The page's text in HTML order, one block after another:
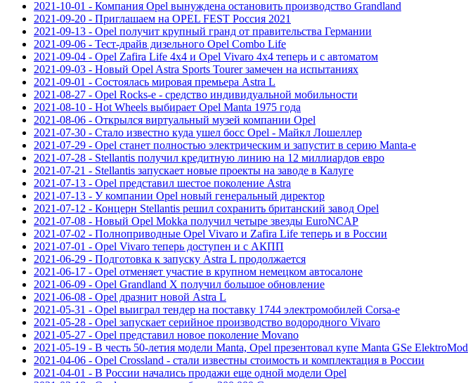
2021-10-01 - Компания Opel вынуждена остановить производство Grandland
2021-09-20 - Приглашаем на OPEL FEST Россия 2021
2021-09-13 - Opel получит крупный гранд от правительства Германии
2021-09-06 - Тест-драйв дизельного Opel Combo Life
2021-09-04 - Opel Zafira Life 4х4 и Opel Vivaro 4х4 теперь и с автоматом
2021-09-03 - Новый Opel Astra Sports Tourer замечен на испытаниях
2021-09-01 - Состоялась мировая премьера Astra L
2021-08-27 - Opel Rocks-e - средство индивидуальной мобильности
2021-08-10 - Hot Wheels выбирает Opel Manta 1975 года
2021-08-06 - Открылся виртуальный музей компании Opel
2021-07-30 - Стало известно куда ушел босс Opel - Майкл Лошеллер
2021-07-29 - Opel станет полностью электрическим и запустит в серию Manta-e
2021-07-28 - Stellantis получил кредитную линию на 12 миллиардов евро
2021-07-21 - Stellantis запускает новые проекты на заводе в Калуге
2021-07-13 - Opel представил шестое поколение Astra
2021-07-13 - У компании Opel новый генеральный директор
2021-07-12 - Концерн Stellantis решил сохранить британский завод Opel
2021-07-08 - Новый Opel Mokka получил четыре звезды EuroNCAP
2021-07-02 - Полноприводные Opel Vivaro и Zafira Life теперь и в России
2021-07-01 - Opel Vivaro теперь доступен и с АКПП
2021-06-29 - Подготовка к запуску Astra L продолжается
2021-06-17 - Opel отменяет участие в крупном немецком автосалоне
2021-06-09 - Opel Grandland X получил большое обновление
2021-06-08 - Opel дразнит новой Astra L
2021-05-31 - Opel выиграл тендер на поставку 1744 электромобилей Corsa-e
2021-05-28 - Opel запускает серийное производство водородного Vivaro
2021-05-27 - Opel представил новое поколение Movano
2021-05-19 - В честь 50-летия модели Manta, Opel презентовал купе Manta GSe ElektroMod
2021-04-06 - Opel Crossland - стали известны стоимость и комплектация в России
2021-04-01 - В России начались продажи еще одной модели Opel